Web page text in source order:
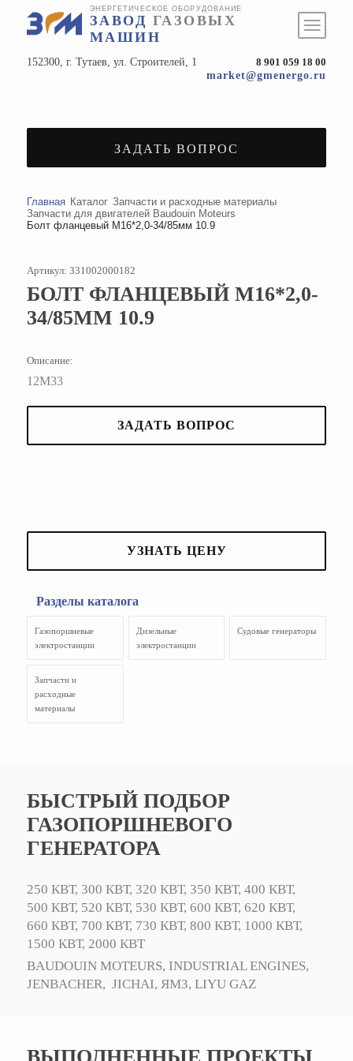
ЭНЕРГЕТИЧЕСКОЕ ОБОРУДОВАНИЕ
ЗАВОД ГАЗОВЫХ
МАШИН
152300, г. Тутаев, ул. Строителей, 1
8 901 059 18 00
market@gmenergo.ru
ЗАДАТЬ ВОПРОС
Главная Каталог Запчасти и расходные материалы
Запчасти для двигателей Baudouin Moteurs
Болт фланцевый М16*2,0-34/85мм 10.9
Артикул: 331002000182
БОЛТ ФЛАНЦЕВЫЙ М16*2,0-
34/85ММ 10.9
Описание:
12М33
ЗАДАТЬ ВОПРОС
УЗНАТЬ ЦЕНУ
Разделы каталога
Газопоршневые
электростанции
Дизельные
электростанции
Судовые генераторы
Запчасти и
расходные
материалы
БЫСТРЫЙ ПОДБОР
ГАЗОПОРШНЕВОГО
ГЕНЕРАТОРА
250 КВТ, 300 КВТ, 320 КВТ, 350 КВТ, 400 КВТ,
500 КВТ, 520 КВТ, 530 КВТ, 600 КВТ, 620 КВТ,
660 КВТ, 700 КВТ, 730 КВТ, 800 КВТ, 1000 КВТ,
1500 КВТ, 2000 КВТ
BAUDOUIN MOTEURS, INDUSTRIAL ENGINES,
JENBACHER, JICHAI, ЯМЗ, LIYU GAZ